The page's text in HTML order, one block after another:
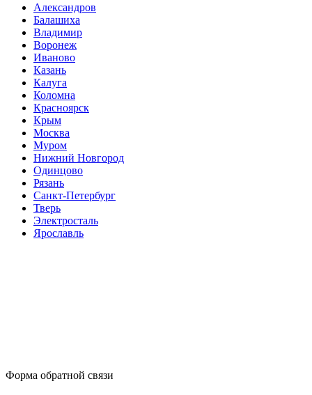
Александров
Балашиха
Владимир
Воронеж
Иваново
Казань
Калуга
Коломна
Красноярск
Крым
Москва
Муром
Нижний Новгород
Одинцово
Рязань
Санкт-Петербург
Тверь
Электросталь
Ярославль
Форма обратной связи